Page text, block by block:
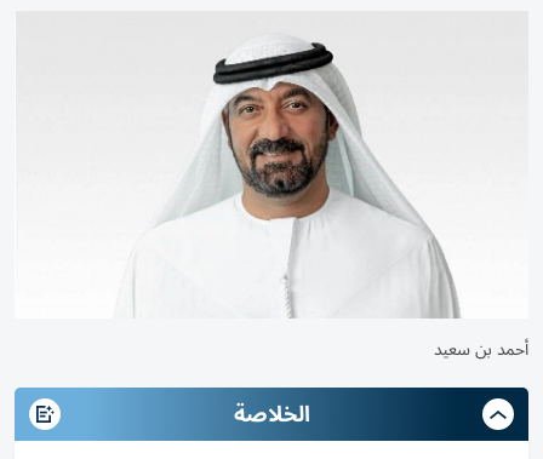
أحمد بن سعيد
الخلاصة